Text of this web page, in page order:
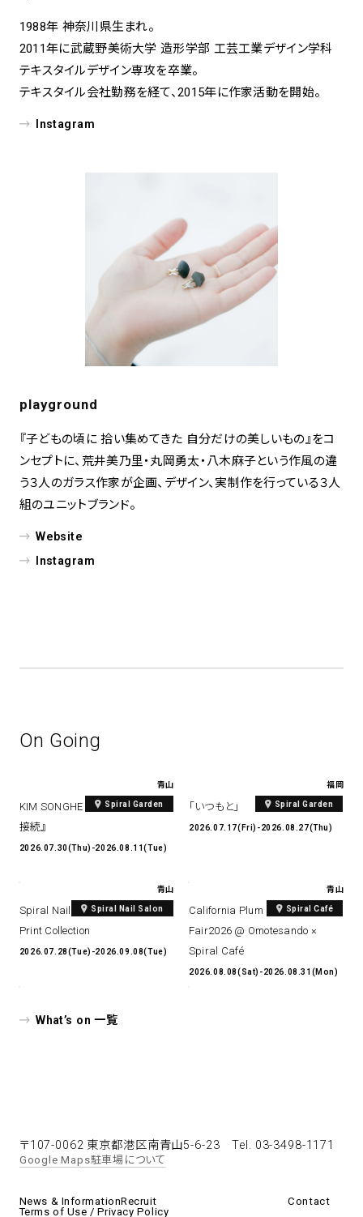
1988年 神奈川県⽣まれ。
2011年に武蔵野美術⼤学 造形学部 ⼯芸⼯業デザイン学科
テキスタイルデザイン専攻を卒業。
テキスタイル会社勤務を経て、2015年に作家活動を開始。
Instagram
playground
『⼦どもの頃に 拾い集めてきた ⾃分だけの美しいもの』をコ
ンセプトに、荒井美乃⾥・丸岡勇太・⼋⽊⿇⼦という作⾵の違
う３⼈のガラス作家が企画、デザイン、実制作を⾏っている３⼈
組のユニットブランド。
Website
Instagram
On Going
青山
Spiral Garden
KIM SONGHE EXHIBITION 『愛と
接続』
2026.07.30(Thu)-2026.08.11(Tue)
福岡
Spiral Garden
「いつもと」
2026.07.17(Fri)-2026.08.27(Thu)
青山
Spiral Nail Salon
Spiral Nail Salon Art #14 Spiral
Print Collection
2026.07.28(Tue)-2026.09.08(Tue)
青山
Spiral Café
California Plum & Nectarine
Fair2026 @ Omotesando ×
Spiral Café
2026.08.08(Sat)-2026.08.31(Mon)
What’s on 一覧
〒107-0062 東京都港区南青山5-6-23Tel. 03-3498-1171
Google Maps駐車場について
News & InformationRecruit
Contact
Terms of Use / Privacy Policy